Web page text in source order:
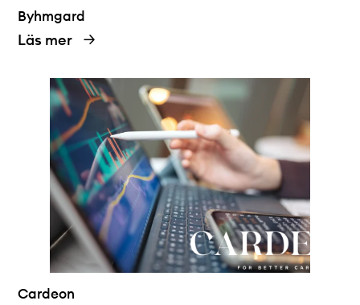
Byhmgard
Läs mer
Cardeon